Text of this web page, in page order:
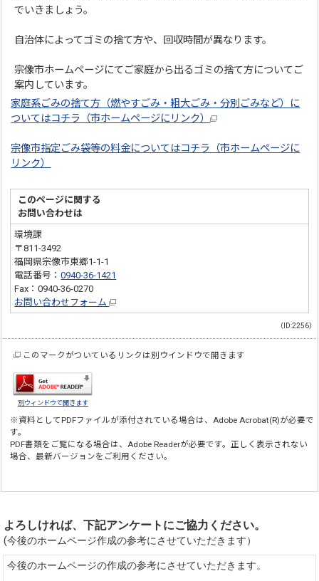
でいきましょう。
自治体によってゴミの捨て方や、回収時間が異なります。
宗像市ホームページにてご家庭から出るゴミの捨て方についてご
案内しています。
家庭系ごみの捨て方（燃やすごみ・粗大ごみ・分別ごみなど）に
ついてはコチラ（市ホームページにリンク）
宗像市指定ごみ袋等の料金についてはコチラ（市ホームページに
リンク）
このページに関する
お問い合わせは
環境課
〒811-3492
福岡県宗像市東郷1-1-1
電話番号：0940-36-1421
Fax：0940-36-0270
お問い合わせフォーム
（ID:2256）
このマークがついているリンクは別ウインドウで開きます
別ウィンドウで開きます
※資料としてPDFファイルが添付されている場合は、 Adobe Acrobat(R)が必要で
す。
PDF書類をご覧になる場合は、 Adobe Readerが必要です。正しく表示されない
場合、最新バージョンをご利用ください。